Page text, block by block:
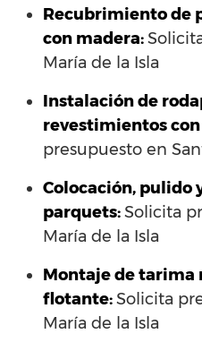
Recubrimiento de
con madera:
María de la Isla
Instalación de
revestimientos
presupuesto en
Colocación, pulido
parquets:Solicita
María de la Isla
Montaje de tarima
flotante:Solicita
María de la Isla